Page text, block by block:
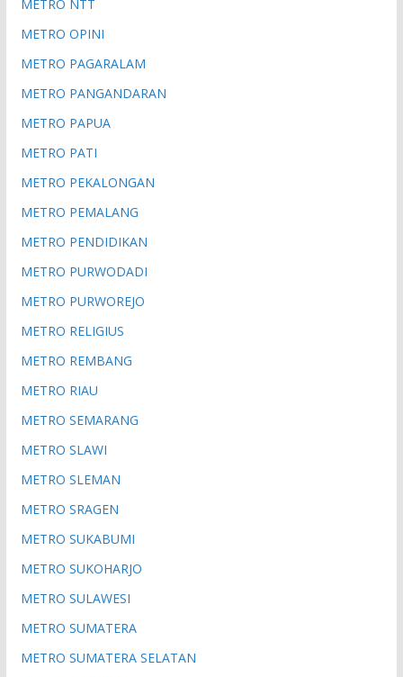
METRO NTT
METRO OPINI
METRO PAGARALAM
METRO PANGANDARAN
METRO PAPUA
METRO PATI
METRO PEKALONGAN
METRO PEMALANG
METRO PENDIDIKAN
METRO PURWODADI
METRO PURWOREJO
METRO RELIGIUS
METRO REMBANG
METRO RIAU
METRO SEMARANG
METRO SLAWI
METRO SLEMAN
METRO SRAGEN
METRO SUKABUMI
METRO SUKOHARJO
METRO SULAWESI
METRO SUMATERA
METRO SUMATERA SELATAN